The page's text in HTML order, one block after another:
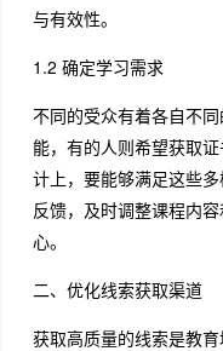
与有效性。
1.2 确定学习需求
不同的受众有着各自不
能，有的人则希望获取
计上，要能够满足这些
反馈，及时调整课程内
心。
二、优化线索获取渠道
获取高质量的线索是教